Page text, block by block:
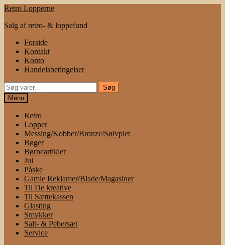
Spring
navigation
Spring
indhold
Retro Lopperne
Salg af retro- & loppefund
Forside
Kontakt
Konto
Handelsbetingelser
Søg
efter:
Søg
Menu
Retro
Lopper
Messing/Kobber/Bronze/Sølvplet
Bøger
Børneartikler
Jul
Påske
Gamle Reklamer/Blade/Magasiner
Til De kreative
Til Sættekassen
Glasting
Smykker
Salt- & Pebersæt
Service